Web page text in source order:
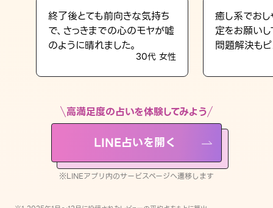
LINE占いを開く
※LINEアプリ内のサービスページへ遷移します
終了後とても前向きな気持ち
で、さっきまでの心のモヤが嘘
のように晴れました。
30代 女性
癒し系でおし
定をお願い
問題解決もピ
高満足度の占いを体験してみよう
LINE占いを開く
※LINEアプリ内のサービスページへ遷移します